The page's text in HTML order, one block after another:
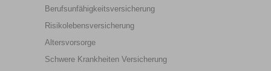
Berufs­unfähigkeitsversicherung
Risikolebensversicherung
Altersvorsorge
Schwere Krankheiten Versicherung